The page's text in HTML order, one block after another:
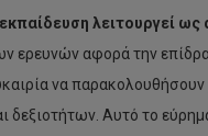
λειτουργεί
ερευνών αφορά την
να
δεξιοτήτων. Αυτό το